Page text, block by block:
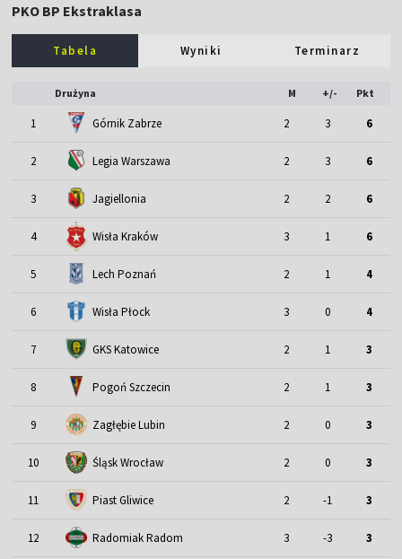
PKO BP Ekstraklasa
Tabela Wyniki Terminarz
Drużyna M +/- Pkt
1 Górnik Zabrze 2 3 6
2 Legia Warszawa 2 3 6
3 Jagiellonia 2 2 6
4 Wisła Kraków 3 1 6
5 Lech Poznań 2 1 4
6 Wisła Płock 3 0 4
7 GKS Katowice 2 1 3
8 Pogoń Szczecin 2 1 3
9 Zagłębie Lubin 2 0 3
10 Śląsk Wrocław 2 0 3
11 Piast Gliwice 2 -1 3
12 Radomiak Radom 3 -3 3